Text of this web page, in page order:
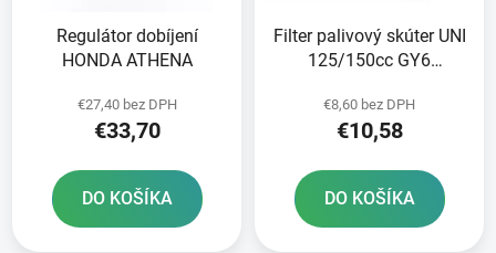
Regulátor dobíjení
HONDA ATHENA
€27,40 bez DPH
€33,70
DO KOŠÍKA
Filter palivový skúter UNI
125/150cc GY6
R8
€8,60 bez DPH
€10,58
DO KOŠÍKA